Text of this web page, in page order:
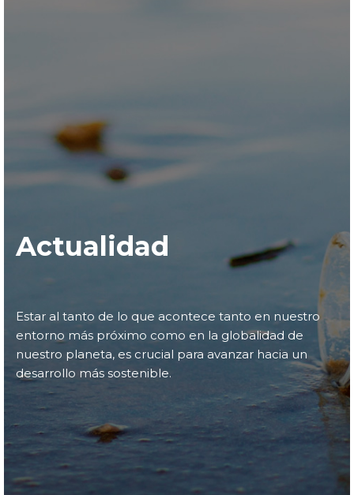
Actualidad
Estar al tanto de lo que acontece tanto en nuestro
entorno más próximo como en la globalidad de
nuestro planeta, es crucial para avanzar hacia un
desarrollo más sostenible.